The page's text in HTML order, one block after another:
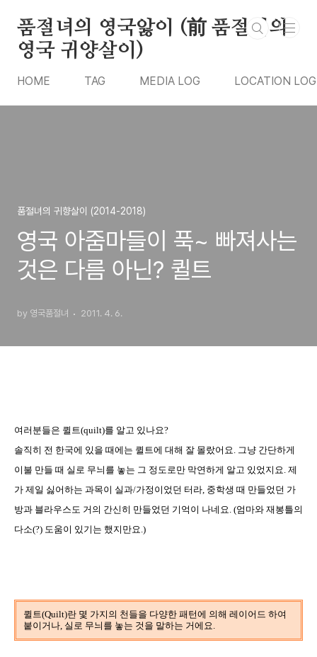
품절녀의 영국앓이 (前 품절녀의
영국 귀양살이)
HOME TAG MEDIA LOG LOCATION LOG
품절녀의 귀향살이 (2014-2018)
영국 아줌마들이 푹~ 빠져사는
것은 다름 아닌? 퀼트
by 영국품절녀 2011. 4. 6.
여러분들은 퀼트(quilt)를 알고 있나요?
솔직히 전 한국에 있을 때에는 퀼트에 대해 잘 몰랐어요. 그냥 간단하게
이불 만들 때 실로 무늬를 놓는 그 정도로만 막연하게 알고 있었지요. 제
가 제일 싫어하는 과목이 실과/가정이었던 터라, 중학생 때 만들었던 가
방과 블라우스도 거의 간신히 만들었던 기억이 나네요. (엄마와 재봉틀의
다소(?) 도움이 있기는 했지만요.)
퀼트(Quilt)란 몇 가지의 천들을 다양한 패턴에 의해 레이어드 하여
붙이거나, 실로 무늬를 놓는 것을 말하는 거에요.